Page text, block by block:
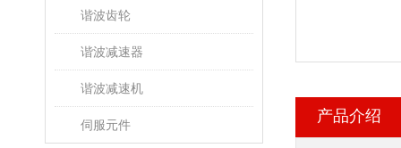
谐波齿轮
谐波减速器
谐波减速机
伺服元件 产品介绍